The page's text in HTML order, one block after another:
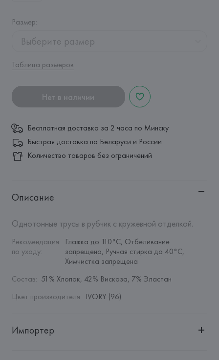
Размер:
Выберите размер
Таблица размеров
Нет в наличии
Бесплатная доставка за 2 часа по Минску
Быстрая доставка по Беларуси и России
Количество товаров без ограничений
Описание
Однотонные трусы в рубчик с кружевной отделкой.
Рекомендация
по уходу:
Глажка до 110°C, Отбеливание
запрещено, Ручная стирка до 40°C,
Химчистка запрещена
Состав: 51% Хлопок, 42% Вискоза, 7% Эластан
Цвет производителя: IVORY (96)
Импортер